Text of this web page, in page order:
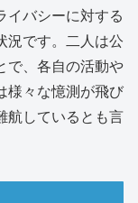
イバシーに対する
況です。二人は公
で、各自の活動や
様々な憶測が飛び
航しているとも言